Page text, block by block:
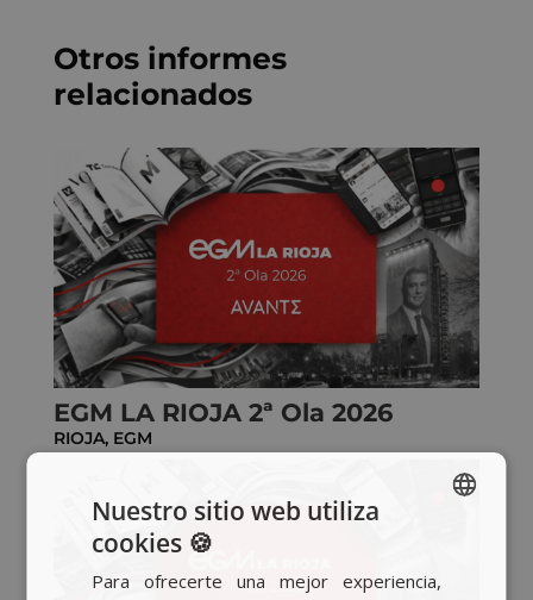
Otros informes
relacionados
EGM LA RIOJA 2ª Ola 2026
RIOJA, EGM
BASQUE
Nuestro sitio web utiliza
cookies 🍪
Para ofrecerte una mejor experiencia,